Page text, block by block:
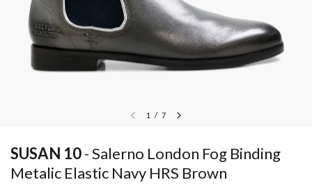
1 / 7
SUSAN 10 Salerno London Fog Binding
Metalic Elastic Navy HRS Brown